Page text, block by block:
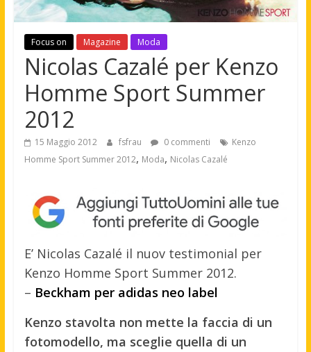
Focus on Magazine Moda
Nicolas Cazalé per Kenzo
Homme Sport Summer
2012
15 Maggio 2012 fsfrau 0 commenti
Kenzo
Homme Sport Summer 2012, Moda, Nicolas Cazalé
E’ Nicolas Cazalé il nuov testimonial per
Kenzo Homme Sport Summer 2012.
– Beckham per adidas neo label
Kenzo stavolta non mette la faccia di un
fotomodello, ma sceglie quella di un